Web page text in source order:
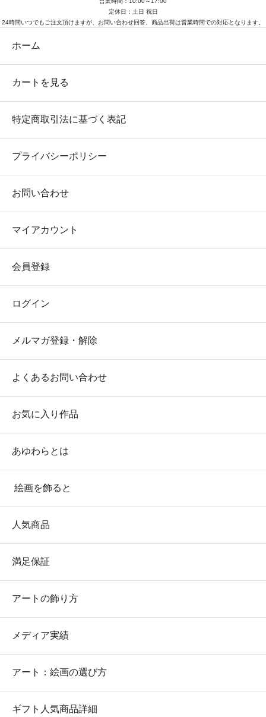
定休日：土日 祝日
24時間いつでもご注文頂けますが、お問い合わせ回答、商品出荷は営業時間での対応となります。
ホーム
カートを見る
特定商取引法に基づく表記
プライバシーポリシー
お問い合わせ
マイアカウント
会員登録
ログイン
メルマガ登録・解除
よくあるお問い合わせ
お気に入り作品
あゆわらとは
絵画を飾ると
人気商品
満足保証
アートの飾り方
メディア実績
アート：絵画の選び方
ギフト人気商品詳細